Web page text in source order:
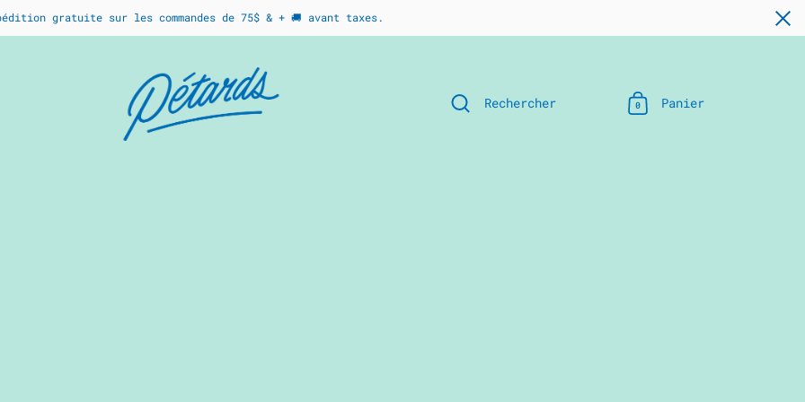
gratuite sur les commandes de 75$ & + 🚚 avant taxes.
Rechercher 0 Panier